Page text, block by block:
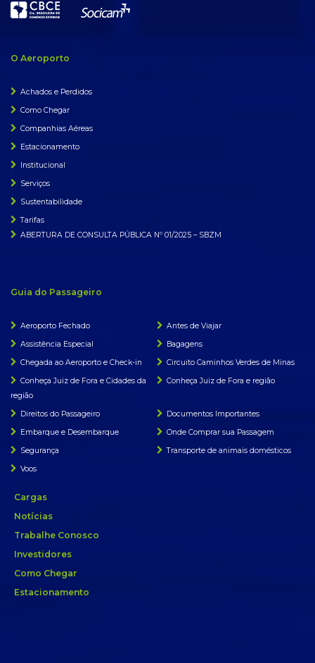
O Aeroporto
Achados e Perdidos
Como Chegar
Companhias Aéreas
Estacionamento
Institucional
Serviços
Sustentabilidade
Tarifas
ABERTURA DE CONSULTA PÚBLICA Nº 01/2025 – SBZM
Guia do Passageiro
Aeroporto Fechado
Antes de Viajar
Assistência Especial
Bagagens
Chegada ao Aeroporto e Check-in
Circuito Caminhos Verdes de Minas
Conheça Juiz de Fora e Cidades da
região
Conheça Juiz de Fora e região
Direitos do Passageiro
Documentos Importantes
Embarque e Desembarque
Onde Comprar sua Passagem
Segurança
Transporte de animais domésticos
Voos
Cargas
Notícias
Trabalhe Conosco
Investidores
Como Chegar
Estacionamento